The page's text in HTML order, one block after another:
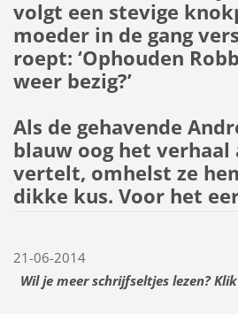
volgt een stevige
moeder in de gang
roept: ‘Ophouden
weer bezig?’
Als de gehavende
blauw oog het verhaal
vertelt, omhelst ze
dikke kus. Voor het
21-06-2014
Wil je meer schrijfseltjes lezen? Klik